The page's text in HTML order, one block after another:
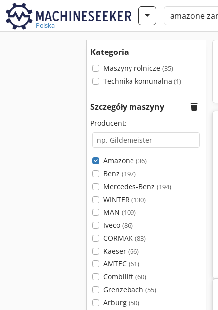
Polska
Kategoria
Maszyny rolnicze (35)
Technika komunalna (1)
Szczegóły maszyny
Producent:
Amazone (36)
Benz (197)
Mercedes-Benz (194)
WINTER (130)
MAN (109)
Iveco (86)
CORMAK (83)
Kaeser (66)
AMTEC (61)
Combilift (60)
Grenzebach (55)
Arburg (50)